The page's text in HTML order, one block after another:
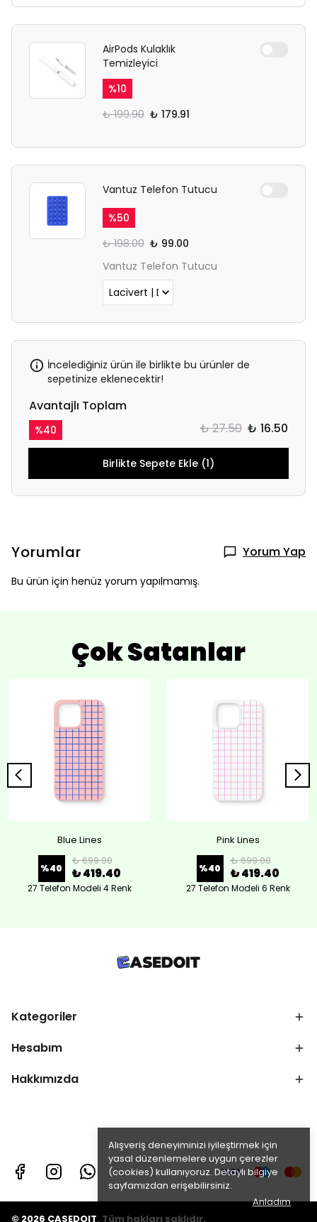
Alışveriş deneyiminizi iyileştirmek için
yasal düzenlemelere uygun çerezler
(cookies) kullanıyoruz. Detaylı bilgiye
sayfamızdan erişebilirsiniz.
Anladım
AirPods Kulaklık
Temizleyici
%10
₺ 199.90 ₺ 179.91
Vantuz Telefon Tutucu
%50
₺ 198.00 ₺ 99.00
Vantuz Telefon Tutucu
İncelediğiniz ürün ile birlikte bu ürünler de
sepetinize eklenecektir!
Avantajlı Toplam
%40 ₺ 27.50 ₺ 16.50
Birlikte Sepete Ekle (1)
Yorumlar Yorum Yap
Bu ürün için henüz yorum yapılmamış.
Çok Satanlar
Blue Lines
%40
₺ 699.00
₺ 419.40
27 Telefon Modeli 4 Renk
Pink Lines
%40
₺ 699.00
₺ 419.40
27 Telefon Modeli 6 Renk
Kategoriler
Hesabım
Hakkımızda
© 2026 CASEDOIT. Tüm hakları saklıdır.